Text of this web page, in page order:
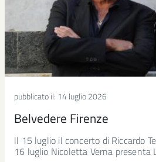
pubblicato il: 14 luglio 2026
Belvedere Firenze
ll 15 luglio il concerto di Riccardo
16 luglio Nicoletta Verna presenta